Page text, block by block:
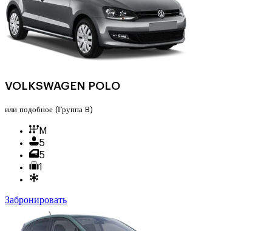
VOLKSWAGEN POLO
или подобное (Группа B)
M
5
5
1
Забронировать